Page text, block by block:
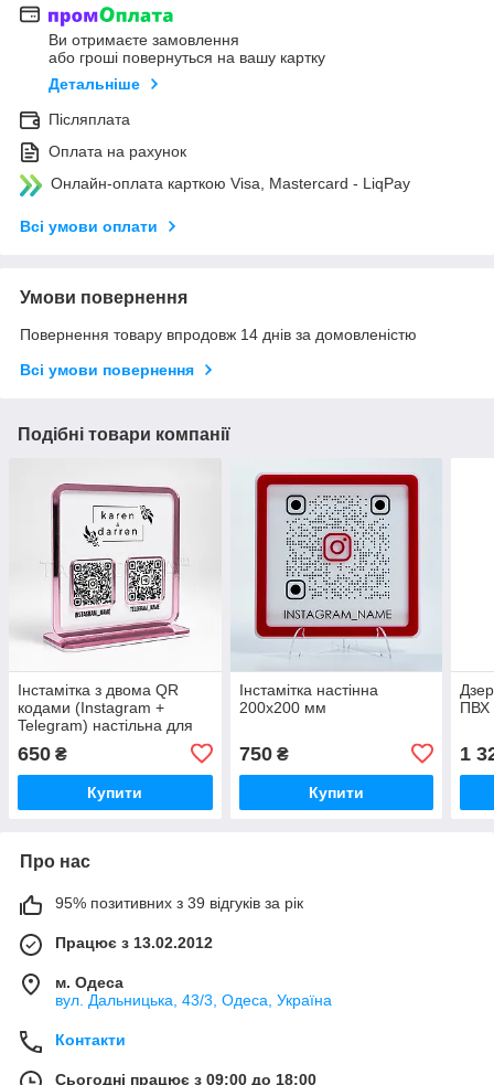
Ви отримаєте замовлення
або гроші повернуться на вашу картку
Детальніше
Післяплата
Оплата на рахунок
Онлайн-оплата карткою Visa, Mastercard - LiqPay
Всі умови оплати
Умови повернення
Повернення товару впродовж 14 днів за домовленістю
Всі умови повернення
Подібні товари компанії
Інстамітка з двома QR
кодами (Instagram +
Telegram) настільна для
650 ₴
Купити
Інстамітка настінна
200х200 мм
750₴
Купити
ПВХ
1
Про нас
95% позитивних з 39 відгуків за рік
Працює з 13.02.2012
м. Одеса
вул. Дальницька, 43/3, Одеса, Україна
Контакти
Сьогодні працює з 09:00 до 18:00